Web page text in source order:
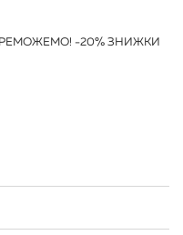
-20% ЗНИЖКИ